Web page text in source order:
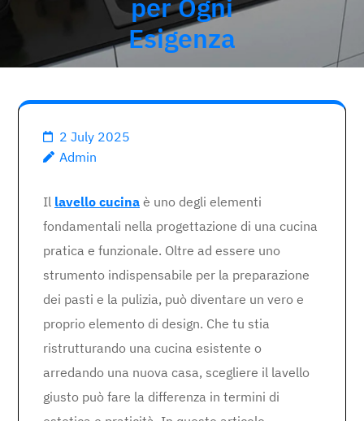
per Ogni
Esigenza
2 July 2025
Admin
Il lavello cucina è uno degli elementi
fondamentali nella progettazione di una cucina
pratica e funzionale. Oltre ad essere uno
strumento indispensabile per la preparazione
dei pasti e la pulizia, può diventare un vero e
proprio elemento di design. Che tu stia
ristrutturando una cucina esistente o
arredando una nuova casa, scegliere il lavello
giusto può fare la differenza in termini di